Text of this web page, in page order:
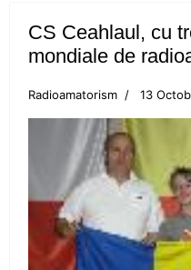
Medalie de bronz
Silviu Munteanu
Flotila pietreana
medaliata
Diana Tiganasu si
calificat pentru
CS Ceahlaul, cu
mondiale de
Radioamatorism 13